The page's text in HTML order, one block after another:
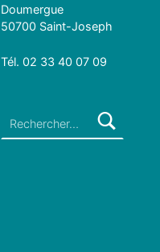
Doumergue
50700 Saint-Joseph
Tél. 02 33 40 07 09